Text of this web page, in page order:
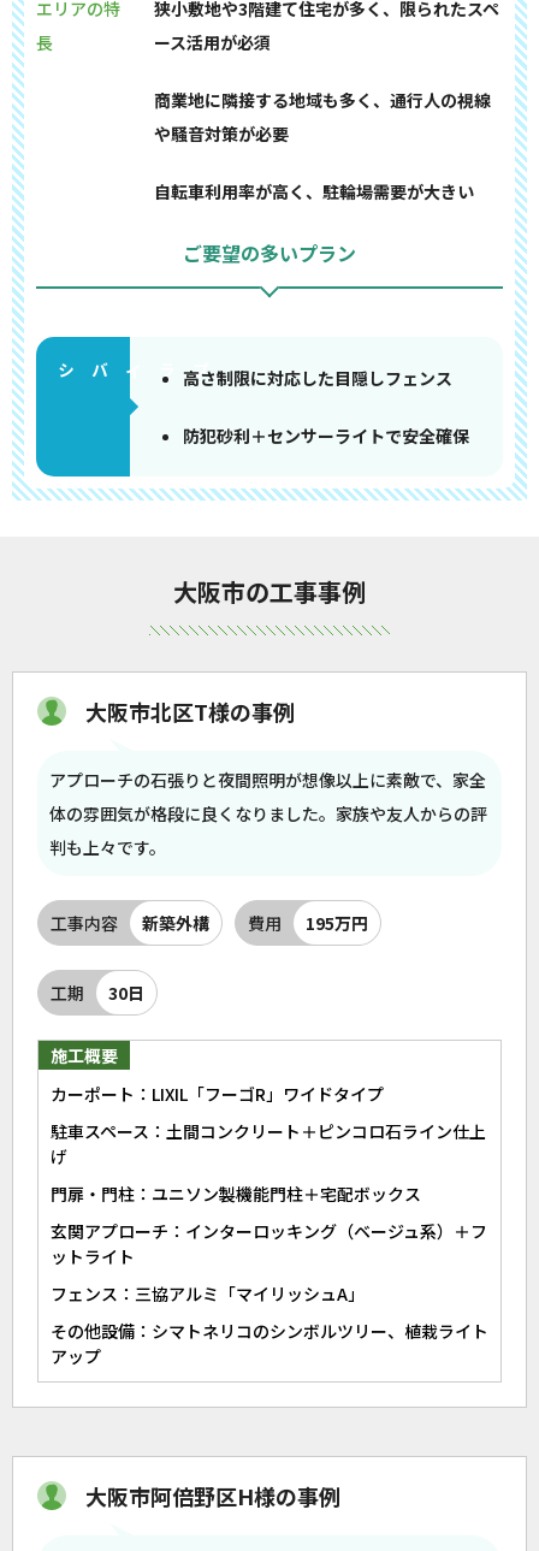
エリアの特
長
狭小敷地や3階建て住宅が多く、限られたスペ
ース活用が必須
商業地に隣接する地域も多く、通行人の視線
や騒音対策が必要
自転車利用率が高く、駐輪場需要が大きい
ご要望の多いプラン
高さ制限に対応した目隠しフェンス
防犯砂利＋センサーライトで安全確保
大阪市の工事事例
大阪市北区T様の事例
アプローチの石張りと夜間照明が想像以上に素敵で、家全
体の雰囲気が格段に良くなりました。家族や友人からの評
判も上々です。
工事内容 新築外構 費用 195万円
工期 30日
施工概要
カーポート：LIXIL「フーゴR」ワイドタイプ
駐車スペース：土間コンクリート＋ピンコロ石ライン仕上
げ
門扉・門柱：ユニソン製機能門柱＋宅配ボックス
玄関アプローチ：インターロッキング（ベージュ系）＋フ
ットライト
フェンス：三協アルミ「マイリッシュA」
その他設備：シマトネリコのシンボルツリー、植栽ライト
アップ
大阪市阿倍野区H様の事例